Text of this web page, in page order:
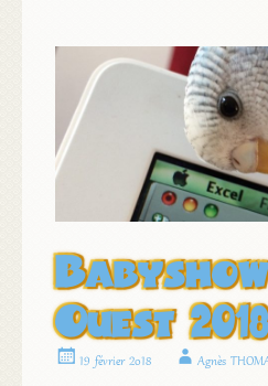
Ouest 2018
19 février 2018 Agnès